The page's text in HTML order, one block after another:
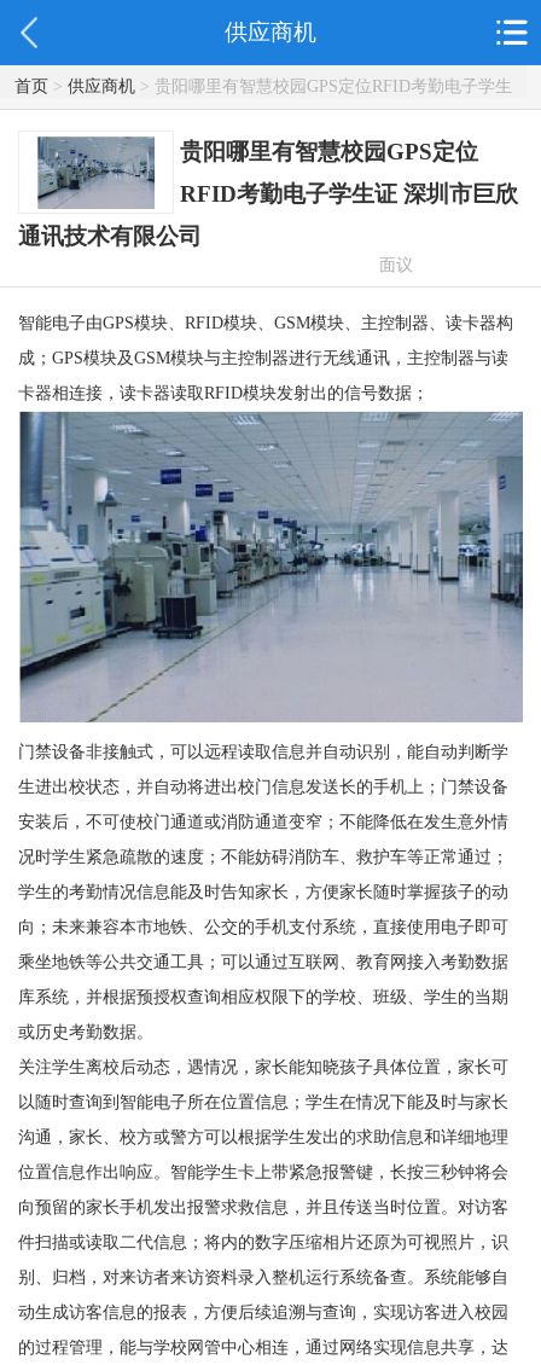
供应商机
首页> 供应商机> 贵阳哪里有智慧校园GPS定位RFID考勤电子学生
证 深圳市巨欣通讯技术有限公司
贵阳哪里有智慧校园GPS定位
RFID考勤电子学生证 深圳市巨欣
通讯技术有限公司
面议
智能电子由GPS模块、RFID模块、GSM模块、主控制器、读卡器构
成；GPS模块及GSM模块与主控制器进行无线通讯，主控制器与读
卡器相连接，读卡器读取RFID模块发射出的信号数据；
门禁设备非接触式，可以远程读取信息并自动识别，能自动判断学
生进出校状态，并自动将进出校门信息发送长的手机上；门禁设备
安装后，不可使校门通道或消防通道变窄；不能降低在发生意外情
况时学生紧急疏散的速度；不能妨碍消防车、救护车等正常通过；
学生的考勤情况信息能及时告知家长，方便家长随时掌握孩子的动
向；未来兼容本市地铁、公交的手机支付系统，直接使用电子即可
乘坐地铁等公共交通工具；可以通过互联网、教育网接入考勤数据
库系统，并根据预授权查询相应权限下的学校、班级、学生的当期
或历史考勤数据。
关注学生离校后动态，遇情况，家长能知晓孩子具体位置，家长可
以随时查询到智能电子所在位置信息；学生在情况下能及时与家长
沟通，家长、校方或警方可以根据学生发出的求助信息和详细地理
位置信息作出响应。智能学生卡上带紧急报警键，长按三秒钟将会
向预留的家长手机发出报警求救信息，并且传送当时位置。对访客
件扫描或读取二代信息；将内的数字压缩相片还原为可视照片，识
别、归档，对来访者来访资料录入整机运行系统备查。系统能够自
动生成访客信息的报表，方便后续追溯与查询，实现访客进入校园
的过程管理，能与学校网管中心相连，通过网络实现信息共享，达